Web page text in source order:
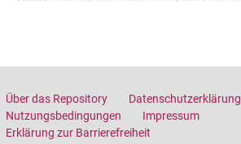
Über das Repository
Datenschutzerklärung
Nutzungsbedingungen
Impressum
Erklärung zur Barrierefreiheit